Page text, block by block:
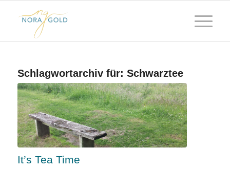
Schlagwortarchiv für: Schwarztee
It’s Tea Time